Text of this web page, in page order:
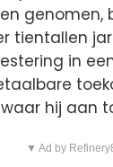
genomen,
tientallen
in
hij aan
▼ Ad by